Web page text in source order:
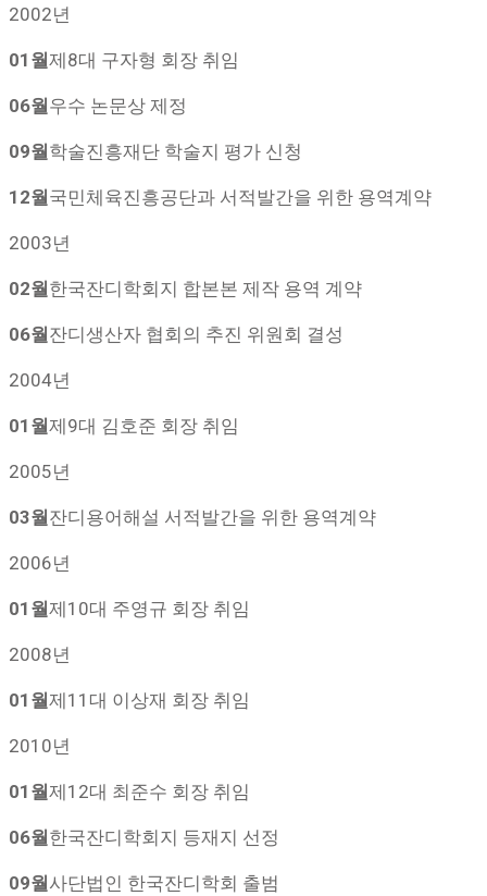
2002년
01월 제8대 구자형 회장 취임
06월 우수 논문상 제정
09월 학술진흥재단 학술지 평가 신청
12월 국민체육진흥공단과 서적발간을 위한 용역계약
2003년
02월 한국잔디학회지 합본본 제작 용역 계약
06월 잔디생산자 협회의 추진 위원회 결성
2004년
01월 제9대 김호준 회장 취임
2005년
03월 잔디용어해설 서적발간을 위한 용역계약
2006년
01월 제10대 주영규 회장 취임
2008년
01월 제11대 이상재 회장 취임
2010년
01월 제12대 최준수 회장 취임
06월 한국잔디학회지 등재지 선정
09월 사단법인 한국잔디학회 출범